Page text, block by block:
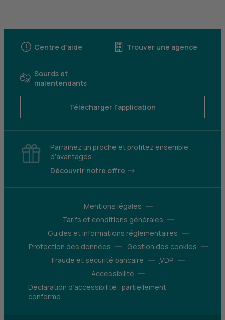
Centre d'aide Trouver une agence
Sourds et
malentendants
Télécharger l'application
Parrainez un proche et profitez ensemble
d’avantages
Découvrir notre offre
Mentions légales
Tarifs et conditions générales
Guides et informations réglementaires
Protection des données
Gestion des cookies
Fraude et sécurité bancaire
VDP
Accessibilité
Déclaration d’accessibilité : partiellement
conforme